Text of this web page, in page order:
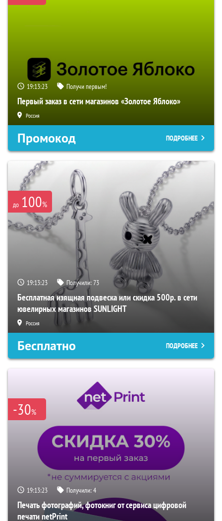
19:13:22 Получи первым!
Первый заказ в сети магазинов «Золотое Яблоко»
Россия
Промокод ПОДРОБНЕЕ
до 100%
19:13:22 Получили:73
Бесплатная изящная подвеска или скидка 500р. в сети
ювелирных магазинов SUNLIGHT
Россия
Бесплатно ПОДРОБНЕЕ
-30%
19:13:22 Получили:4
Печать фотографий, фотокниг от сервиса цифровой
печати netPrint